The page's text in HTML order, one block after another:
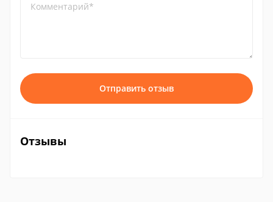
Комментарий*
Отправить отзыв
Отзывы